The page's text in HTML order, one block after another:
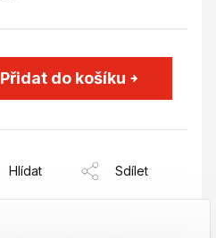
Přidat do košíku
Hlídat Sdílet